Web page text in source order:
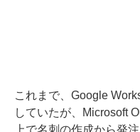
これまで、Google
していたが、Microsoft